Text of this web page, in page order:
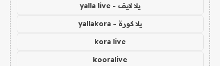
يلا لايف - yalla live
يلا كورة - yallakora
kora live
kooralive